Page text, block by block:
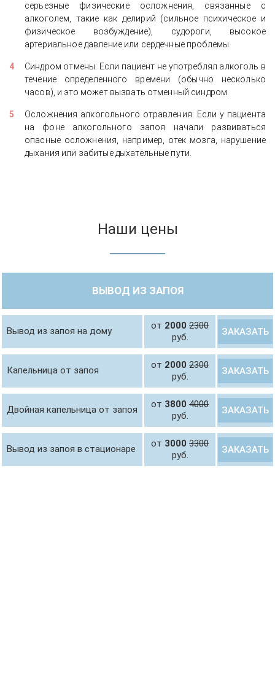
серьезные физические осложнения, связанные с
алкоголем, такие как делирий (сильное психическое и
физическое возбуждение), судороги, высокое
артериальное давление или сердечные проблемы.
Синдром отмены: Если пациент не употреблял алкоголь в
течение определенного времени (обычно несколько
часов), и это может вызвать отменный синдром.
Осложнения алкогольного отравления: Если у пациента
на фоне алкогольного запоя начали развиваться
опасные осложнения, например, отек мозга, нарушение
дыхания или забитые дыхательные пути.
Наши цены
ВЫВОД ИЗ ЗАПОЯ
Вывод из запоя на дому от 2000 2300
руб.
ЗАКАЗАТЬ
Капельница от запоя от 2000 2300
руб.
ЗАКАЗАТЬ
Двойная капельница от запоя от 3800 4000
руб.
ЗАКАЗАТЬ
Вывод из запоя в стационаре от 3000 3300
руб.
ЗАКАЗАТЬ